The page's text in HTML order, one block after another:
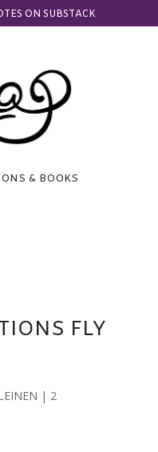
ON SUBSTACK
& BOOKS
FLY
| 2